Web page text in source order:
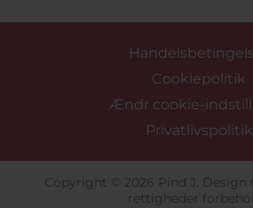
Cookiepolitik
Ændr cookie-
Privatlivspolitik
Copyright © 2026 Pind J. Design
rettigheder